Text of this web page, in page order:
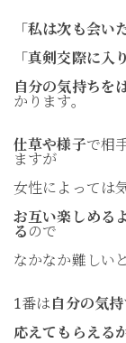
「私は次も会い
「真剣交際に入
自分の気持ちを
かります。
仕草や様子で相
ますが
女性によっては
お互い楽しめる
るので
なかなか難しい
1番は自分の気
応えてもらえる